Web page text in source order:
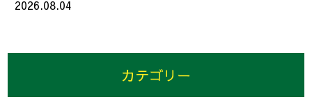
2026.08.04
カテゴリー